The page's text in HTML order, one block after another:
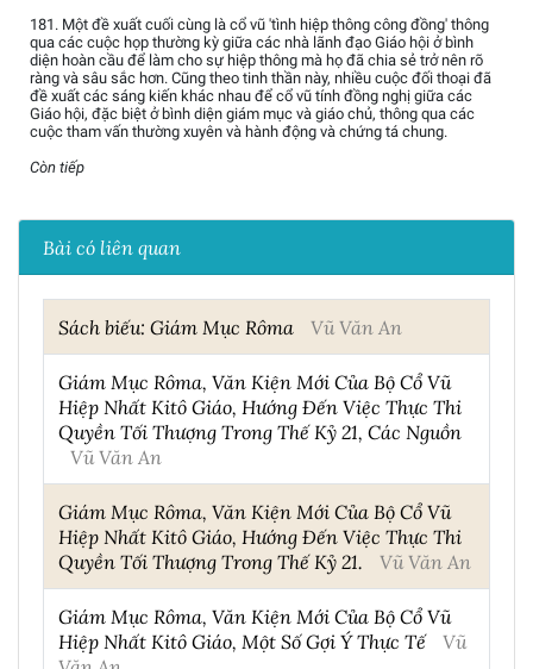
181. Một đề xuất cuối cùng là cổ vũ 'tình hiệp thông công đồng' thông
qua các cuộc họp thường kỳ giữa các nhà lãnh đạo Giáo hội ở bình
diện hoàn cầu để làm cho sự hiệp thông mà họ đã chia sẻ trở nên rõ
ràng và sâu sắc hơn. Cũng theo tinh thần này, nhiều cuộc đối thoại đã
đề xuất các sáng kiến khác nhau để cổ vũ tính đồng nghị giữa các
Giáo hội, đặc biệt ở bình diện giám mục và giáo chủ, thông qua các
cuộc tham vấn thường xuyên và hành động và chứng tá chung.
Còn tiếp
Bài có liên quan
Sách biếu: Giám Mục Rôma Vũ Văn An
Giám Mục Rôma, Văn Kiện Mới Của Bộ Cổ Vũ
Hiệp Nhất Kitô Giáo, Hướng Đến Việc Thực Thi
Quyền Tối Thượng Trong Thế Kỷ 21, Các Nguồn
Vũ Văn An
Giám Mục Rôma, Văn Kiện Mới Của Bộ Cổ Vũ
Hiệp Nhất Kitô Giáo, Hướng Đến Việc Thực Thi
Quyền Tối Thượng Trong Thế Kỷ 21.
Vũ Văn An
Giám Mục Rôma, Văn Kiện Mới Của Bộ Cổ Vũ
Hiệp Nhất Kitô Giáo, Một Số Gợi Ý Thực Tế
Vũ